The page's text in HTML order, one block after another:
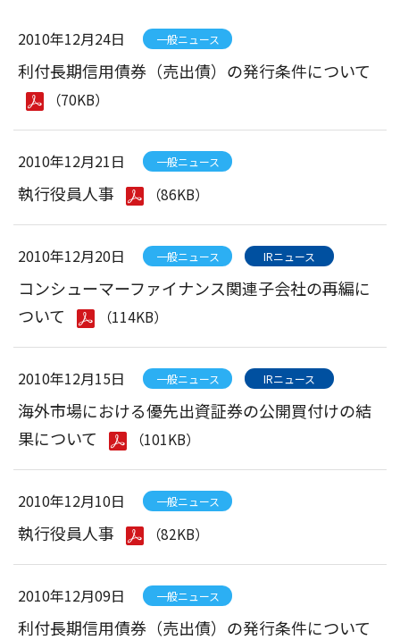
2010年12月24日 一般ニュース
利付長期信用債券（売出債）の発行条件について
（70KB）
2010年12月21日 一般ニュース
執行役員人事 （86KB）
2010年12月20日 一般ニュース IRニュース
コンシューマーファイナンス関連子会社の再編に
ついて
（114KB）
2010年12月15日 一般ニュース IRニュース
海外市場における優先出資証券の公開買付けの結
果について
（101KB）
2010年12月10日 一般ニュース
執行役員人事 （82KB）
2010年12月09日 一般ニュース
利付長期信用債券（売出債）の発行条件について